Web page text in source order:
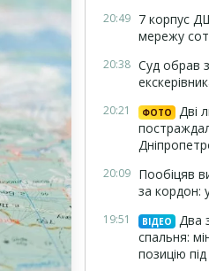
20:49 7 корпус
мережу
20:38 Суд обрав
20:21 ФОТО
Дві
20:09 Пообіцяв
за кордон:
19:51 ВІДЕО
Два
спальня:
позицію